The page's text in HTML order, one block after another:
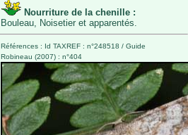
Nourriture de la chenille :
Bouleau, Noisetier et apparentés.
Références : Id TAXREF : n°248518 / Guide
Robineau (2007) : n°404